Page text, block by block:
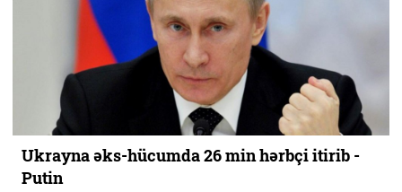
Ukrayna əks-hücumda 26 min hərbçi itirib -
Putin